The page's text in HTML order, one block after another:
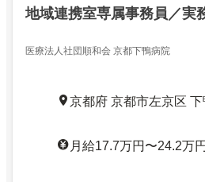
地域連携室専属事務員／実
医療法人社団順和会 京都下鴨病院
京都府 京都市左京区
月給17.7万円〜24.2万円